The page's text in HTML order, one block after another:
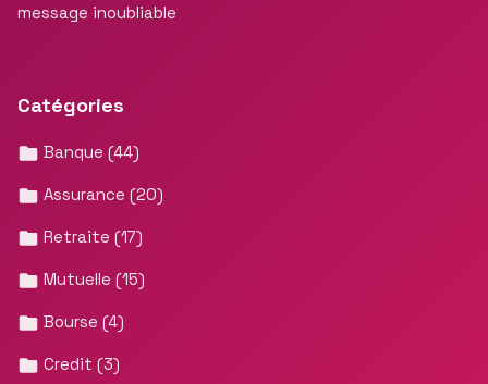
message inoubliable
Catégories
Banque (44)
Assurance (20)
Retraite (17)
Mutuelle (15)
Bourse (4)
Credit (3)